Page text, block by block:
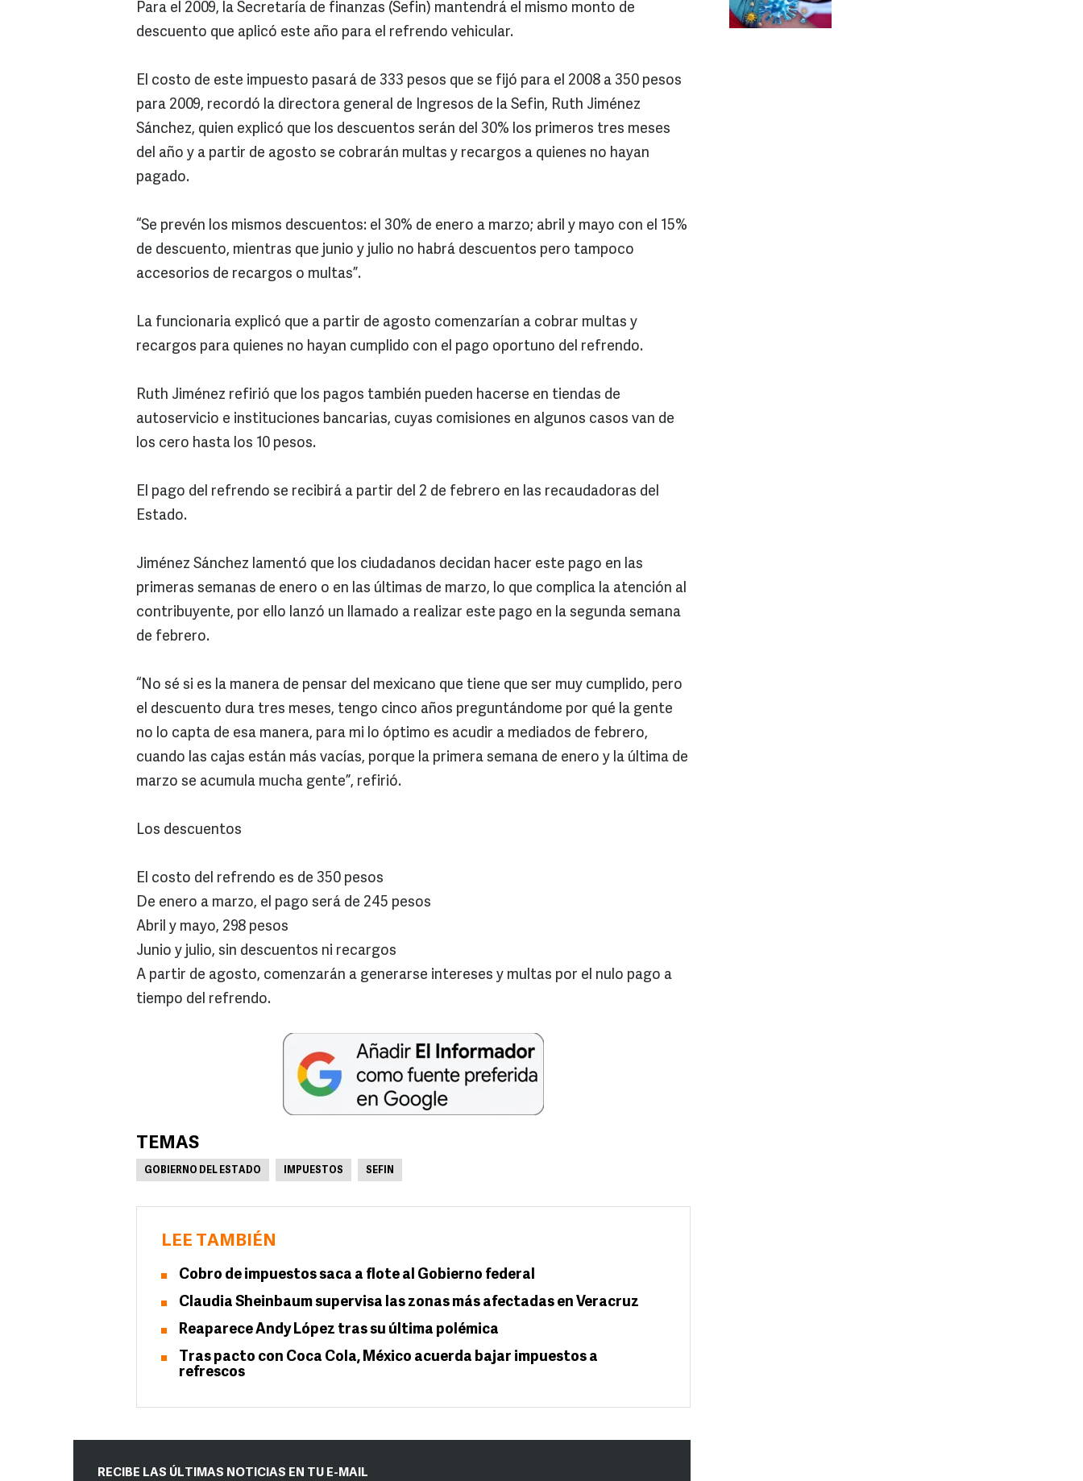
Para el 2009, la Secretaría de finanzas (Sefin) mantendrá el mismo monto de
descuento que aplicó este año para el refrendo vehicular.
El costo de este impuesto pasará de 333 pesos que se fijó para el 2008 a 350 pesos
para 2009, recordó la directora general de Ingresos de la Sefin, Ruth Jiménez
Sánchez, quien explicó que los descuentos serán del 30% los primeros tres meses
del año y a partir de agosto se cobrarán multas y recargos a quienes no hayan
pagado.
“Se prevén los mismos descuentos: el 30% de enero a marzo; abril y mayo con el 15%
de descuento, mientras que junio y julio no habrá descuentos pero tampoco
accesorios de recargos o multas”.
La funcionaria explicó que a partir de agosto comenzarían a cobrar multas y
recargos para quienes no hayan cumplido con el pago oportuno del refrendo.
Ruth Jiménez refirió que los pagos también pueden hacerse en tiendas de
autoservicio e instituciones bancarias, cuyas comisiones en algunos casos van de
los cero hasta los 10 pesos.
El pago del refrendo se recibirá a partir del 2 de febrero en las recaudadoras del
Estado.
Jiménez Sánchez lamentó que los ciudadanos decidan hacer este pago en las
primeras semanas de enero o en las últimas de marzo, lo que complica la atención al
contribuyente, por ello lanzó un llamado a realizar este pago en la segunda semana
de febrero.
“No sé si es la manera de pensar del mexicano que tiene que ser muy cumplido, pero
el descuento dura tres meses, tengo cinco años preguntándome por qué la gente
no lo capta de esa manera, para mi lo óptimo es acudir a mediados de febrero,
cuando las cajas están más vacías, porque la primera semana de enero y la última de
marzo se acumula mucha gente”, refirió.
Los descuentos
El costo del refrendo es de 350 pesos
De enero a marzo, el pago será de 245 pesos
Abril y mayo, 298 pesos
Junio y julio, sin descuentos ni recargos
A partir de agosto, comenzarán a generarse intereses y multas por el nulo pago a
tiempo del refrendo.
TEMAS
GOBIERNO DEL ESTADO IMPUESTOS SEFIN
LEE TAMBIÉN
Cobro de impuestos saca a flote al Gobierno federal
Claudia Sheinbaum supervisa las zonas más afectadas en Veracruz
Reaparece Andy López tras su última polémica
Tras pacto con Coca Cola, México acuerda bajar impuestos a
refrescos
RECIBE LAS ÚLTIMAS NOTICIAS EN TU E-MAIL